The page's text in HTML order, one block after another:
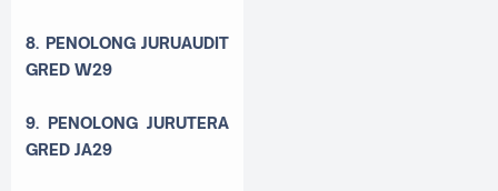
8. PENOLONG JURUAUDIT
GRED W29
9. PENOLONG JURUTERA
GRED JA29